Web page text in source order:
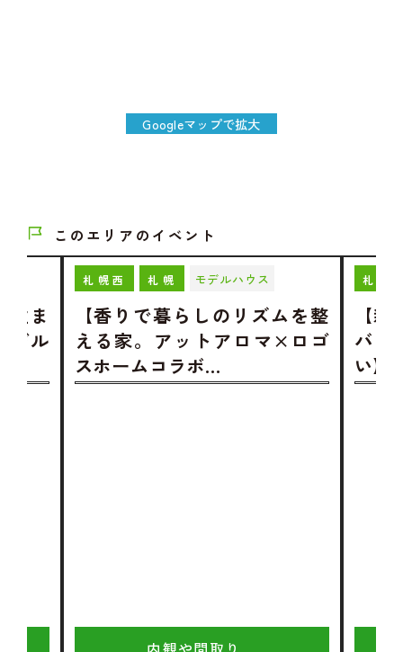
Googleマップで拡大
このエリアのイベント
住ま
デル
札幌西 札幌 モデルハウス
【香りで暮らしのリズムを整
える家。アットアロマ×ロゴ
スホームコラボ…
札幌
【
バ
い】